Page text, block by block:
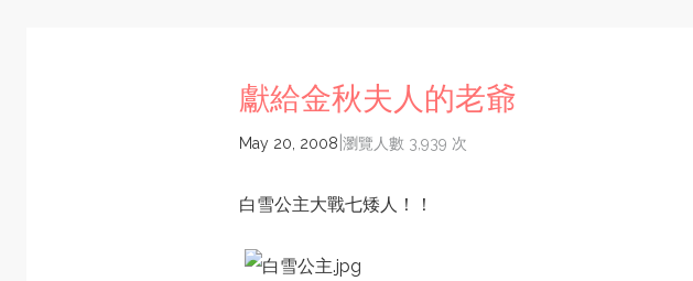
獻給金秋夫人的老爺
May 20, 2008 瀏覽人數 3,939 次
白雪公主大戰七矮人！！